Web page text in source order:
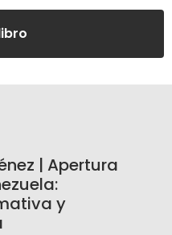
| Apertura
y